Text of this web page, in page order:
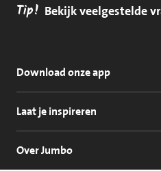
Tip! Bekijk veelgestelde
Download onze app
Laat je inspireren
Over Jumbo